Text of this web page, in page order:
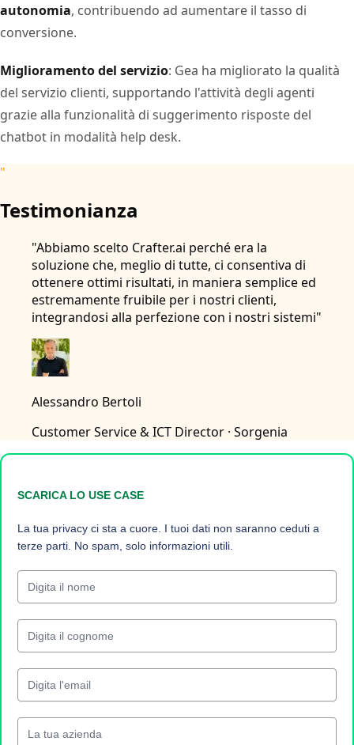
autonomia, contribuendo ad aumentare il tasso di
conversione.
Miglioramento del servizio: Gea ha migliorato la qualità
del servizio clienti, supportando l'attività degli agenti
grazie alla funzionalità di suggerimento risposte del
chatbot in modalità help desk.
"
Testimonianza
"Abbiamo scelto Crafter.ai perché era la
soluzione che, meglio di tutte, ci consentiva di
ottenere ottimi risultati, in maniera semplice ed
estremamente fruibile per i nostri clienti,
integrandosi alla perfezione con i nostri sistemi"
Alessandro Bertoli
Customer Service & ICT Director · Sorgenia
SCARICA LO USE CASE
La tua privacy ci sta a cuore. I tuoi dati non saranno ceduti a
terze parti. No spam, solo informazioni utili.